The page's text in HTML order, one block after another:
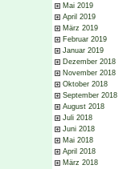
Mai 2019
April 2019
März 2019
Februar 2019
Januar 2019
Dezember 2018
November 2018
Oktober 2018
September 2018
August 2018
Juli 2018
Juni 2018
Mai 2018
April 2018
März 2018